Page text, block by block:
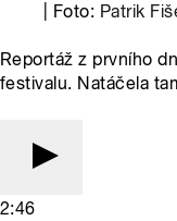
| Foto: Patrik
Reportáž z prvního
festivalu. Natáčela
2:46